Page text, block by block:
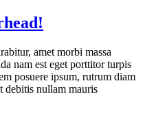
amet morbi massa
nam est eget porttitor turpis
posuere ipsum, rutrum diam
debitis nullam mauris